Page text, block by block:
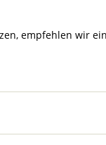
empfehlen wir